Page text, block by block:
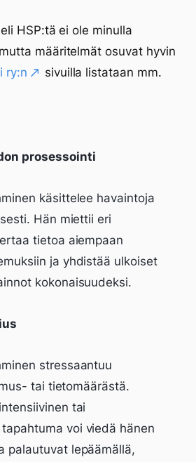
HSP:tä ei ole minulla
määritelmät osuvat hyvin
ry:n
sivuilla listataan mm.
prosessointi
käsittelee havaintoja
Hän miettii eri
tietoa aiempaan
ja yhdistää ulkoiset
kokonaisuudeksi.
stressaantuu
tai tietomäärästä.
tai
voi viedä hänen
palautuvat lepäämällä,